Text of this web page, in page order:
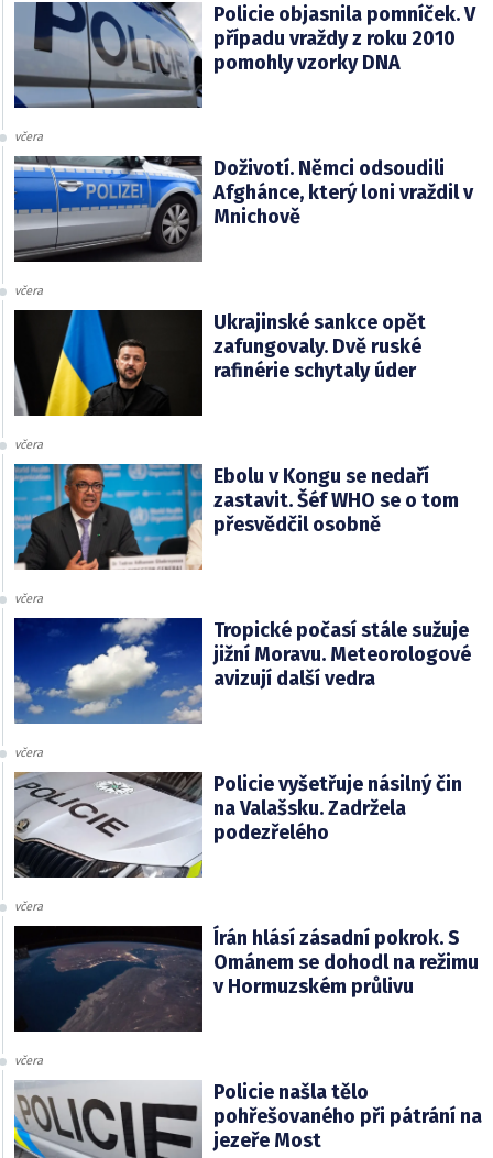
Policie objasnila pomníček. V
případu vraždy z roku 2010
pomohly vzorky DNA
včera
Doživotí. Němci odsoudili
Afghánce, který loni vraždil v
Mnichově
včera
Ukrajinské sankce opět
zafungovaly. Dvě ruské
rafinérie schytaly úder
včera
Ebolu v Kongu se nedaří
zastavit. Šéf WHO se o tom
přesvědčil osobně
včera
Tropické počasí stále sužuje
jižní Moravu. Meteorologové
avizují další vedra
včera
Policie vyšetřuje násilný čin
na Valašsku. Zadržela
podezřelého
včera
Írán hlásí zásadní pokrok. S
Ománem se dohodl na režimu
v Hormuzském průlivu
včera
Policie našla tělo
pohřešovaného při pátrání na
jezeře Most